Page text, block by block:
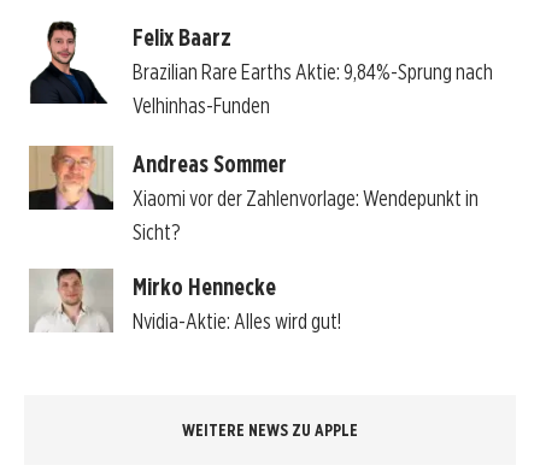
Felix Baarz
Brazilian Rare Earths Aktie: 9,84%-Sprung nach
Velhinhas-Funden
Andreas Sommer
Xiaomi vor der Zahlenvorlage: Wendepunkt in
Sicht?
Mirko Hennecke
Nvidia-Aktie: Alles wird gut!
WEITERE NEWS ZU APPLE